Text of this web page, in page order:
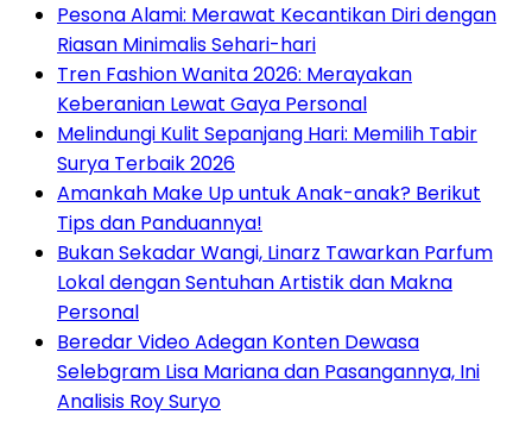
Pesona Alami: Merawat Kecantikan Diri dengan
Riasan Minimalis Sehari-hari
Tren Fashion Wanita 2026: Merayakan
Keberanian Lewat Gaya Personal
Melindungi Kulit Sepanjang Hari: Memilih Tabir
Surya Terbaik 2026
Amankah Make Up untuk Anak-anak? Berikut
Tips dan Panduannya!
Bukan Sekadar Wangi, Linarz Tawarkan Parfum
Lokal dengan Sentuhan Artistik dan Makna
Personal
Beredar Video Adegan Konten Dewasa
Selebgram Lisa Mariana dan Pasangannya, Ini
Analisis Roy Suryo